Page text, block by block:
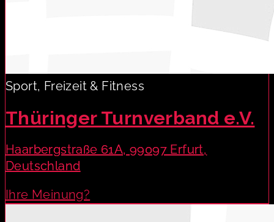
Sport, Freizeit & Fitness
Thüringer Turnverband e.V.
Haarbergstraße 61A, 99097 Erfurt,
Deutschland
Ihre Meinung?